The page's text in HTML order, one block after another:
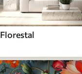
Florestal